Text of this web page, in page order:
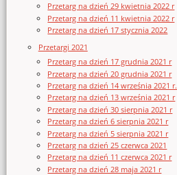
Przetarg na dzień 29 kwietnia 2022 r
Przetarg na dzień 11 kwietnia 2022 r
Przetarg na dzień 17 stycznia 2022
Przetargi 2021
Przetarg na dzień 17 grudnia 2021 r
Przetarg na dzień 20 grudnia 2021 r
Przetarg na dzień 14 września 2021 r.
Przetarg na dzień 13 września 2021 r
Przetarg na dzień 30 sierpnia 2021 r
Przetarg na dzień 6 sierpnia 2021 r
Przetarg na dzień 5 sierpnia 2021 r
Przetarg na dzień 25 czerwca 2021
Przetarg na dzień 11 czerwca 2021 r
Przetarg na dzień 28 maja 2021 r